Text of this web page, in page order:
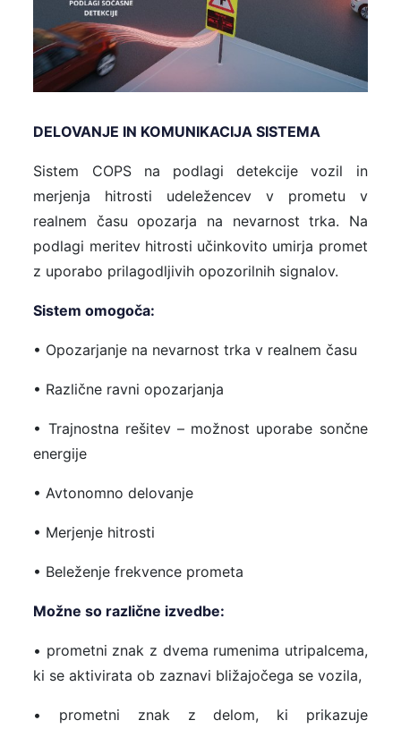
DELOVANJE IN KOMUNIKACIJA SISTEMA
Sistem COPS na podlagi detekcije vozil in
merjenja hitrosti udeležencev v prometu v
realnem času opozarja na nevarnost trka. Na
podlagi meritev hitrosti učinkovito umirja promet
z uporabo prilagodljivih opozorilnih signalov.
Sistem omogoča:
• Opozarjanje na nevarnost trka v realnem času
• Različne ravni opozarjanja
• Trajnostna rešitev – možnost uporabe sončne
energije
• Avtonomno delovanje
• Merjenje hitrosti
• Beleženje frekvence prometa
Možne so različne izvedbe:
• prometni znak z dvema rumenima utripalcema,
ki se aktivirata ob zaznavi bližajočega se vozila,
• prometni znak z delom, ki prikazuje